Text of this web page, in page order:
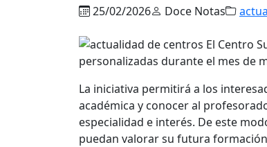
25/02/2026 Doce Notas
La iniciativa permitirá a los
académica y conocer al
especialidad e interés. De este
puedan valorar su futura